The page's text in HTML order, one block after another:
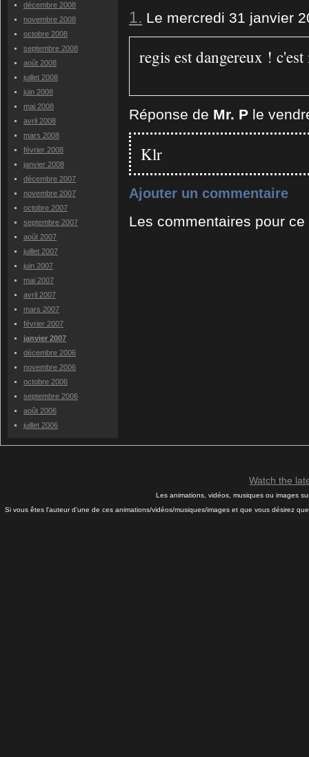
décembre 2008
novembre 2008
octobre 2008
septembre 2008
août 2008
juillet 2008
juin 2008
mai 2008
avril 2008
mars 2008
février 2008
janvier 2008
décembre 2007
novembre 2007
octobre 2007
septembre 2007
août 2007
juillet 2007
juin 2007
mai 2007
avril 2007
mars 2007
février 2007
janvier 2007
décembre 2006
novembre 2006
octobre 2006
septembre 2006
août 2006
juillet 2006
1. Le mercredi 31 janvier
regis est dangereux !
Réponse de Mr. P le
Klr
Ajouter un commentaire
Les commentaires pour
Watch the
Les animations, vidéos, musiques ou images
Si vous êtes l'auteur d'une de ces animations/vidéos/musiques/images et que vous désirez